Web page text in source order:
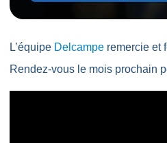
L’équipe Delcampe remercie et
Rendez-vous le mois prochain